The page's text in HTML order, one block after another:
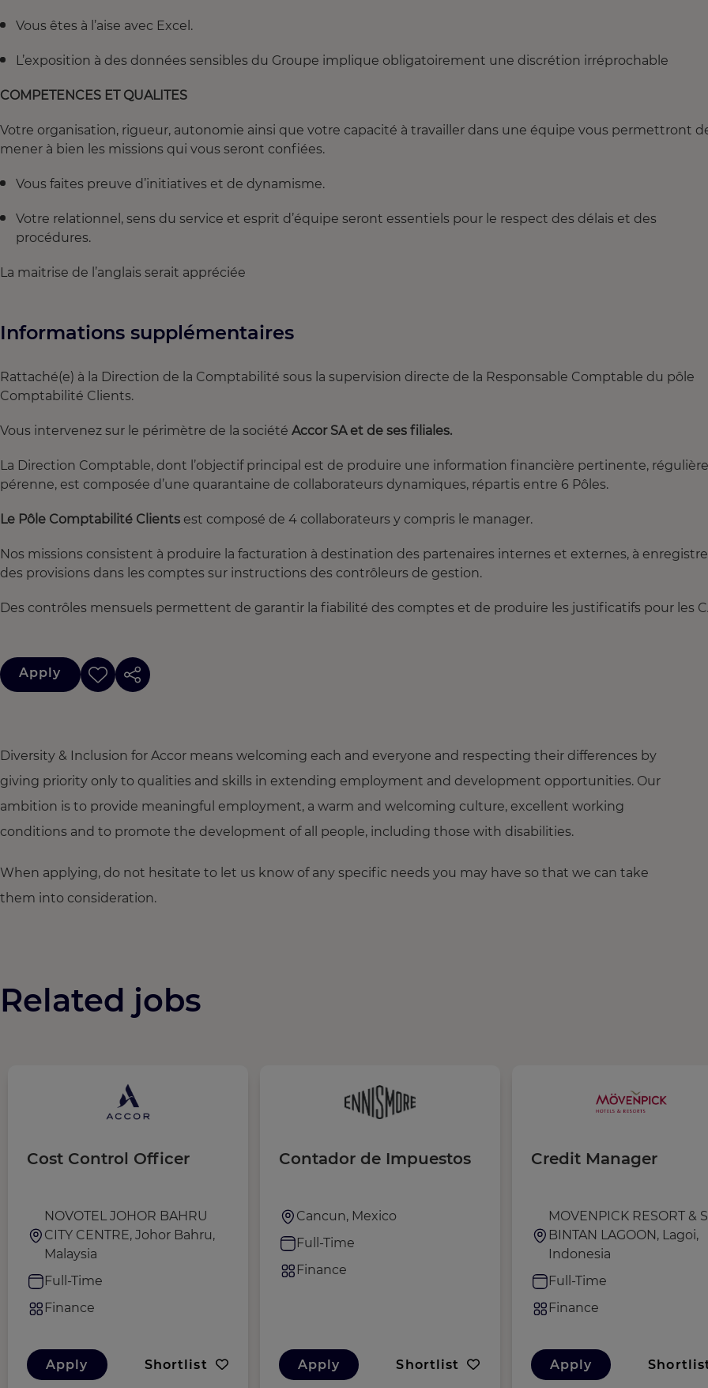
Vous êtes à l’aise avec Excel.
L’exposition à des données sensibles du Groupe implique obligatoirement une discrétion irréprochable
COMPETENCES ET QUALITES
Votre organisation, rigueur, autonomie ainsi que votre capacité à travailler dans une équipe vous permettront
mener à bien les missions qui vous seront confiées.
Vous faites preuve d’initiatives et de dynamisme.
Votre relationnel, sens du service et esprit d’équipe seront essentiels pour le respect des délais et des
procédures.
La maitrise de l’anglais serait appréciée
Informations supplémentaires
Rattaché(e) à la Direction de la Comptabilité sous la supervision directe de la Responsable Comptable du pôle
Comptabilité Clients.
Vous intervenez sur le périmètre de la société Accor SA et de ses filiales.
La Direction Comptable, dont l’objectif principal est de produire une information financière pertinente,
pérenne, est composée d’une quarantaine de collaborateurs dynamiques, répartis entre 6 Pôles.
Le Pôle Comptabilité Clients est composé de 4 collaborateurs y compris le manager.
Nos missions consistent à produire la facturation à destination des partenaires internes et externes, à
des provisions dans les comptes sur instructions des contrôleurs de gestion.
Des contrôles mensuels permettent de garantir la fiabilité des comptes et de produire les justificatifs pour les
Apply
Diversity & Inclusion for Accor means welcoming each and everyone and respecting their differences by
giving priority only to qualities and skills in extending employment and development opportunities. Our
ambition is to provide meaningful employment, a warm and welcoming culture, excellent working
conditions and to promote the development of all people, including those with disabilities.
When applying, do not hesitate to let us know of any specific needs you may have so that we can take
them into consideration.
Related jobs
Cost Control Officer
NOVOTEL JOHOR BAHRU
CITY CENTRE, Johor Bahru,
Malaysia
Full-Time
Finance
Apply Shortlist
Contador de Impuestos
Cancun, Mexico
Full-Time
Finance
Apply Shortlist
Credit Manager
MOVENPICK RESORT &
BINTAN LAGOON, Lagoi,
Indonesia
Full-Time
Finance
Apply